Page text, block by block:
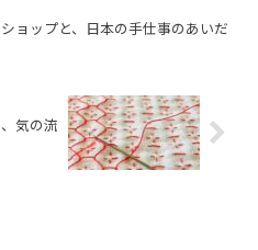
ョップと、日本の手仕事のあいだ
気の流